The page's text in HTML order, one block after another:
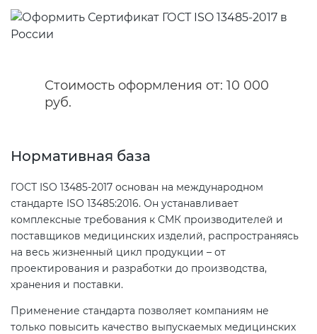
Стоимость оформления от: 10 000
руб.
Нормативная база
ГОСТ ISO 13485-2017 основан на международном
стандарте ISO 13485:2016. Он устанавливает
комплексные требования к СМК производителей и
поставщиков медицинских изделий, распространяясь
на весь жизненный цикл продукции – от
проектирования и разработки до производства,
хранения и поставки.
Применение стандарта позволяет компаниям не
только повысить качество выпускаемых медицинских
Сертификация бытовой техники
Сертификация упаковки
Сертификация импортной
продукции
Сертификация для
маркетплейсов
Сертификация детских товаров
Сертификат ГОСТ Р ИСО/МЭК
20000-1-2021
27001-2021
Сертификат на ИСМ
Регистрация товарного знака
(торговой марки) в Роспатенте
(торговой марки) в Роспатенте
(торговой марки) в Роспатенте
Заключение ФСТЭК
Декларация связи Минцифры
О безопасности дорог (ТР ТС
О безопасности оборудования
для работы во взрывоопасных
ТР ТС 011/2011 «Безопасность
лифтов»
О требованиях к средствам
обеспечения пожарной
безопасности и пожаротушения
004/2011